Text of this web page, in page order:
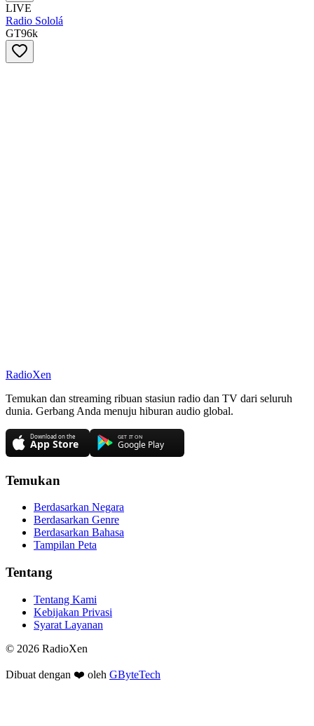
LIVE
Radio Sololá
GT96k
RadioXen
Temukan dan streaming ribuan stasiun radio dan TV dari seluruh
dunia. Gerbang Anda menuju hiburan audio global.
Temukan
Berdasarkan Negara
Berdasarkan Genre
Berdasarkan Bahasa
Tampilan Peta
Tentang
Tentang Kami
Kebijakan Privasi
Syarat Layanan
© 2026 RadioXen
Dibuat dengan ❤️ oleh GByteTech